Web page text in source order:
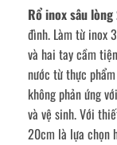
Rổ inox sâu
đình. Làm từ inox
và hai tay cầm
nước từ thực
không phản ứng
và vệ sinh. Với
20cm là lựa chọn